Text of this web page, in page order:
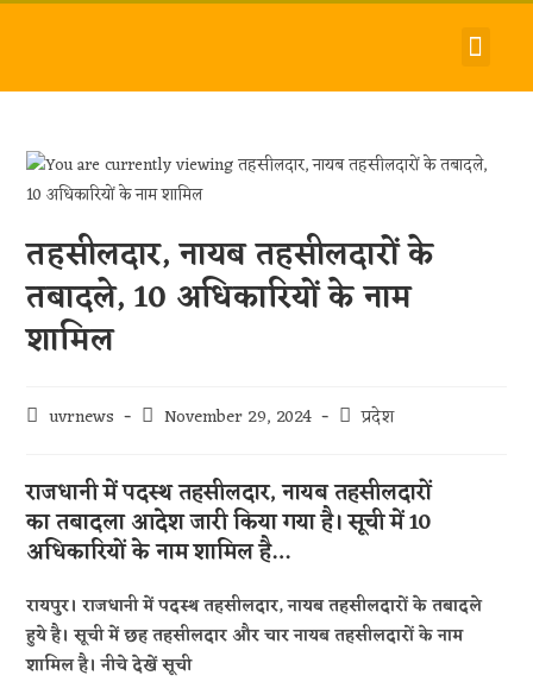
तहसीलदार, नायब तहसीलदारों के
तबादले, 10 अधिकारियों के नाम
शामिल
uvrnews November 29, 2024 प्रदेश
राजधानी में पदस्थ तहसीलदार, नायब तहसीलदारों
कातबादला आदेश जारीकिया गया है। सूची में 10
अधिकारियों के नाम शामिल है…
रायपुर। राजधानी में पदस्थ तहसीलदार, नायब तहसीलदारों के तबादले
हुये है। सूची में छह तहसीलदार और चार नायब तहसीलदारों के नाम
शामिल है। नीचे देखें सूची